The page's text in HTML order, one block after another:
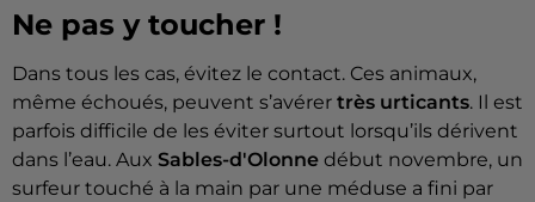
Ne pas y toucher !
Dans tous les cas, évitez le contact. Ces animaux,
même échoués, peuvent s’avérer très urticants. Il est
parfois difficile de les éviter surtout lorsqu’ils dérivent
dans l’eau. Aux Sables-d'Olonne début novembre, un
surfeur touché à la main par une méduse a fini par